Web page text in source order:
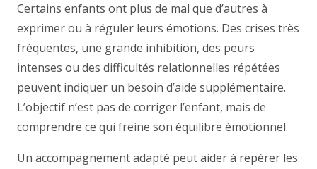
Certains enfants ont plus de mal que d’autres à
exprimer ou à réguler leurs émotions. Des crises très
fréquentes, une grande inhibition, des peurs
intenses ou des difficultés relationnelles répétées
peuvent indiquer un besoin d’aide supplémentaire.
L’objectif n’est pas de corriger l’enfant, mais de
comprendre ce qui freine son équilibre émotionnel.
Un accompagnement adapté peut aider à repérer les